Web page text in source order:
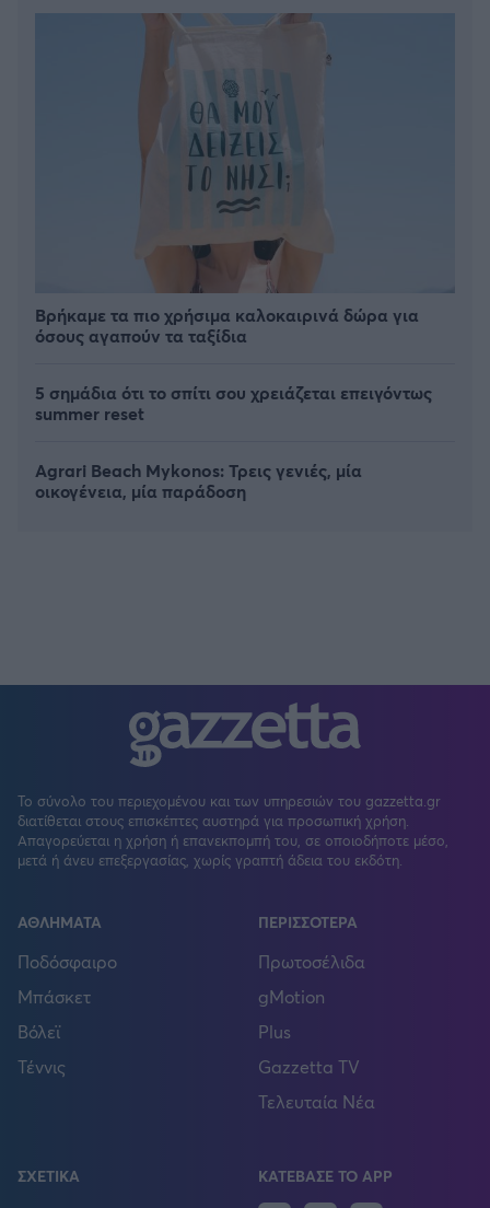
Βρήκαμε τα πιο χρήσιμα καλοκαιρινά δώρα για
όσους αγαπούν τα ταξίδια
5 σημάδια ότι το σπίτι σου χρειάζεται επειγόντως
summer reset
Agrari Beach Mykonos: Τρεις γενιές, μία
οικογένεια, μία παράδοση
Το σύνολο του περιεχομένου και των υπηρεσιών του gazzetta.gr
διατίθεται στους επισκέπτες αυστηρά για προσωπική χρήση.
Απαγορεύεται η χρήση ή επανεκπομπή του, σε οποιοδήποτε μέσο,
μετά ή άνευ επεξεργασίας, χωρίς γραπτή άδεια του εκδότη.
ΑΘΛΗΜΑΤΑ
Ποδόσφαιρο
Μπάσκετ
Βόλεϊ
Τέννις
ΠΕΡΙΣΣΟΤΕΡΑ
Πρωτοσέλιδα
gMotion
Plus
Gazzetta TV
Τελευταία Νέα
ΣΧΕΤΙΚΑ ΚΑΤΕΒΑΣΕ ΤΟ APP